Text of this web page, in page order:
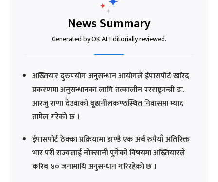
News Summary
Generated by OK AI. Editorially reviewed.
अख्तियार दुरुपयोग अनुसन्धान आयोगले ईपासपोर्ट खरिद
प्रकरणमा अनुसन्धानका लागि तत्कालीन परराष्ट्रमन्त्री डा.
आरजु राणा देउवाको बूढानीलकण्ठस्थित निवासमा म्याद
तामेल गरेको छ ।
ईपासपोर्ट ठेक्का प्रक्रियामा झण्डै एक अर्ब रुपैयाँ अतिरिक्त
भार परी राज्यलाई नोक्सानी पुगेको विषयमा अख्तियारले
करिब ४० जनामाथि अनुसन्धान गरिरहेको छ ।